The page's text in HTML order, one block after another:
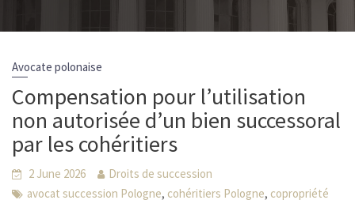
Avocate polonaise
Compensation pour l’utilisation
non autorisée d’un bien successoral
par les cohéritiers
2 June 2026
Droits de succession
avocat succession Pologne, cohéritiers Pologne, copropriété